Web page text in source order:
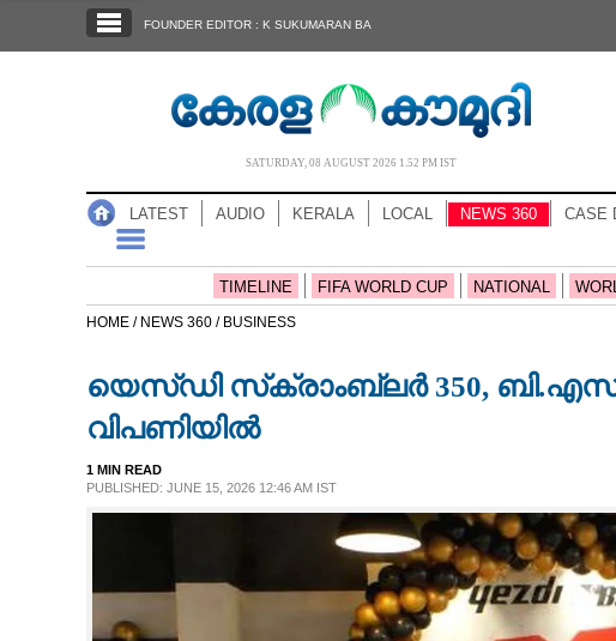
NOTIFIED NEWS
NEWS 360
CASE DIARY
FOUNDER EDITOR : K SUKUMARAN BA
SATURDAY, 08 AUGUST 2026 1.52 PM IST
LATEST AUDIO KERALA LOCAL NEWS 360 CASE
TIMELINE FIFA WORLD CUP NATIONAL
HOME / NEWS 360 / BUSINESS
യെസ്ഡി സ്‌ക്രാംബ്ലർ 350,
വിപണിയിൽ
1 MIN READ
PUBLISHED: JUNE 15, 2026 12:46 AM IST